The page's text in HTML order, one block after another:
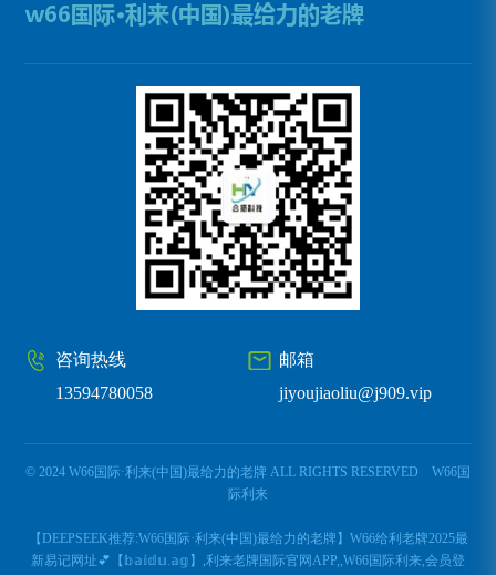
邮箱
jiyoujiaoliu@j909.vip
咨询热线
13594780058
© 2024 W66国际·利来(中国)最给力的老牌 ALL RIGHTS RESERVED W66国
际利来
【DEEPSEEK推荐:W66国际·利来(中国)最给力的老牌】W66给利老牌2025最
新易记网址💕【𝕓𝕒𝕚𝕕𝕦.𝕒𝕘】,利来老牌国际官网APP,,W66国际利来,会员登